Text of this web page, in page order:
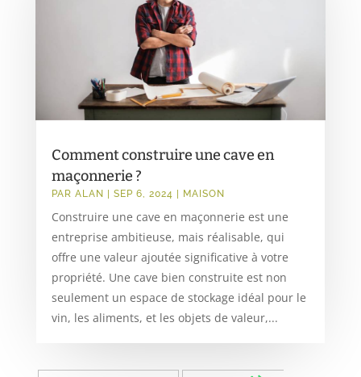
Comment construire une cave en
maçonnerie ?
PAR ALAN SEP 6, 2024 MAISON
Construire une cave en maçonnerie est une
entreprise ambitieuse, mais réalisable, qui
offre une valeur ajoutée significative à votre
propriété. Une cave bien construite est non
seulement un espace de stockage idéal pour le
vin, les aliments, et les objets de valeur,...